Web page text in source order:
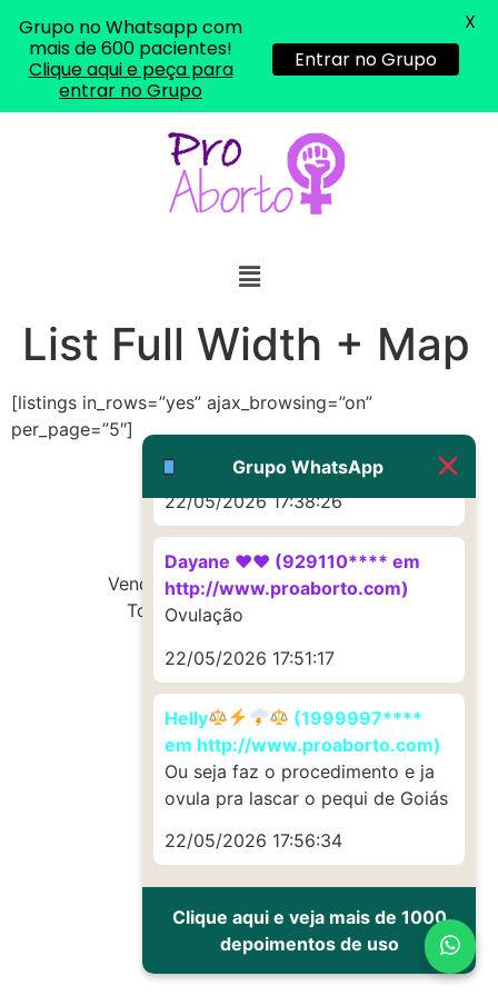
List Full Width + Map
[listings in_rows=”yes” ajax_browsing=”on”
per_page=”5″]
Vendas de Cytotec e Misoprostol
Todos os direitos reservados
Grupo no Whatsapp com
mais de 600 pacientes!
Clique aqui e peça para
entrar no Grupo
Entrar no Grupo
X
Grupo WhatsApp
(879121**** em
http://www.proaborto.com)
Eu acho, não sei
22/05/2026 17:19:16
Deve ser um corrimento normal
22/05/2026 17:19:47
G (1199866**** em
http://www.proaborto.com)
Muito obrigadaaaaa
22/05/2026 17:38:26
Dayane ♥️♥️ (929110**** em
http://www.proaborto.com)
Ovulação
22/05/2026 17:51:17
Helly
(1999997****
em http://www.proaborto.com)
Ou seja faz o procedimento e ja
ovula pra lascar o pequi de Goiás
22/05/2026 17:56:34
Clique aqui e veja mais de 1000
depoimentos de uso